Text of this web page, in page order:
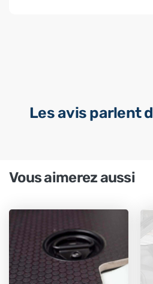
Les avis parlent
Vous aimerez aussi